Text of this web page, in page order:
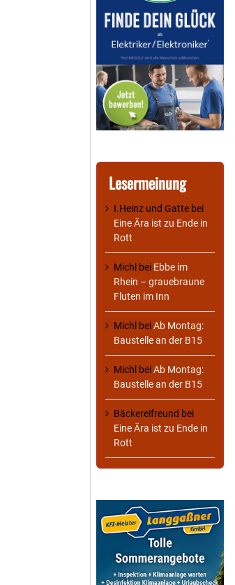
Lesermeinung
I.Heinz und Gatte bei
Eine Ära ist zu Ende in
Rott
Michl bei Ebbe im
Rhein – grauebraune
Fluten im Inn
Michl beiAb Montag:
Baustelle an der B15
Michl beiAb Montag:
Baustelle an der B15
Bäckereifreund bei
Eine Ära ist zu Ende in
Rott